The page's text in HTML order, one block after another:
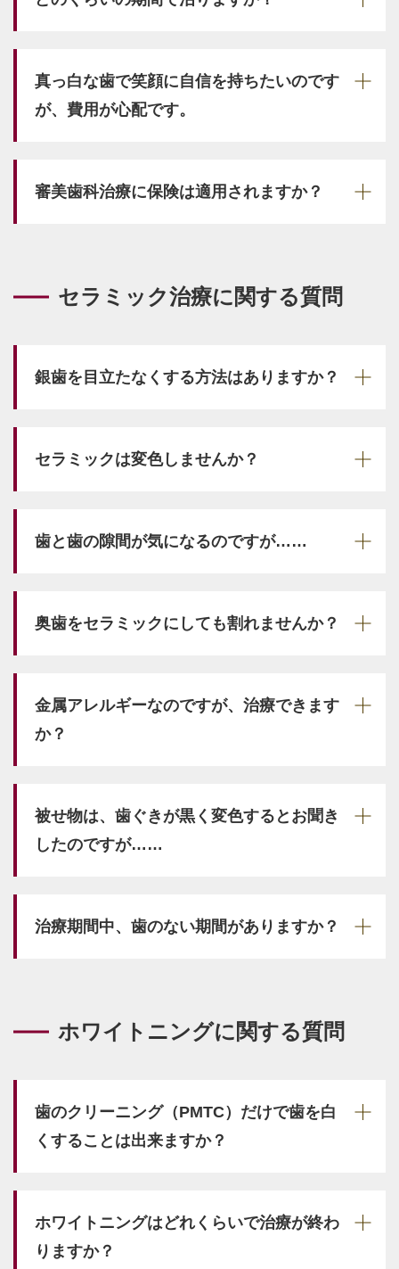
真っ白な歯で笑顔に自信を持ちたいのです
が、費用が心配です。
審美歯科治療に保険は適用されますか？
セラミック治療に関する質問
銀歯を目立たなくする方法はありますか？
セラミックは変色しませんか？
歯と歯の隙間が気になるのですが……
奥歯をセラミックにしても割れませんか？
金属アレルギーなのですが、治療できます
か？
被せ物は、歯ぐきが黒く変色するとお聞き
したのですが……
治療期間中、歯のない期間がありますか？
ホワイトニングに関する質問
歯のクリーニング（PMTC）だけで歯を白
くすることは出来ますか？
ホワイトニングはどれくらいで治療が終わ
りますか？